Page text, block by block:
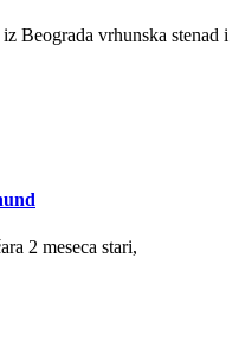
Beograda vrhunska stenad i
2 meseca stari,